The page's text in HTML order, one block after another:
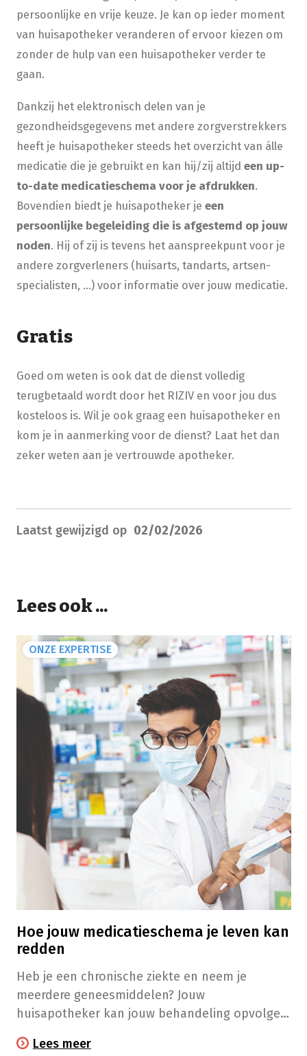
persoonlijke en vrije keuze. Je kan op ieder moment
van huisapotheker veranderen of ervoor kiezen om
zonder de hulp van een huisapotheker verder te
gaan.
Dankzij het elektronisch delen van je
gezondheidsgegevens met andere zorgverstrekkers
heeft je huisapotheker steeds het overzicht van álle
medicatie die je gebruikt en kan hij/zij altijd een up-
to-date medicatieschema voor je afdrukken.
Bovendien biedt je huisapotheker je een
persoonlijke begeleiding die is afgestemd op jouw
noden. Hij of zij is tevens het aanspreekpunt voor je
andere zorgverleners (huisarts, tandarts, artsen-
specialisten, …) voor informatie over jouw medicatie.
Gratis
Goed om weten is ook dat de dienst volledig
terugbetaald wordt door het RIZIV en voor jou dus
kosteloos is. Wil je ook graag een huisapotheker en
kom je in aanmerking voor de dienst? Laat het dan
zeker weten aan je vertrouwde apotheker.
Laatst gewijzigd op 02/02/2026
Lees ook ...
ONZE EXPERTISE
Hoe jouw medicatieschema je leven kan
redden
​​​Heb je een chronische ziekte en neem je
meerdere geneesmiddelen? Jouw
huisapotheker kan jouw behandeling opvolgen
Lees meer